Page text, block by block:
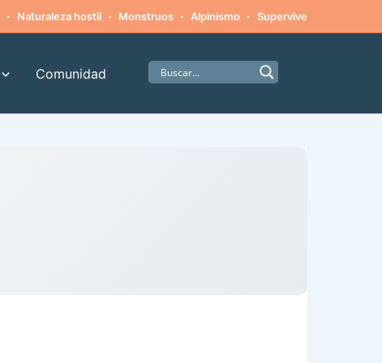
· Naturaleza hostil · Monstruos · Alpinismo · Supervivencia
Comunidad